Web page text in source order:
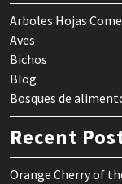
Arboles Hojas
Aves
Bichos
Blog
Bosques de
Recent
Orange Cherry of